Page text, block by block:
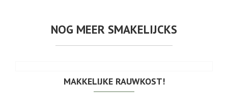
NOG MEER SMAKELIJCKS
MAKKELIJKE RAUWKOST!